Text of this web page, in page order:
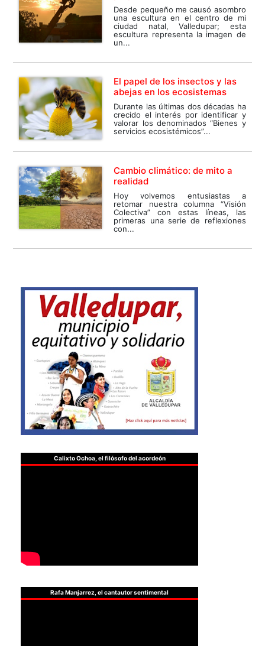
Desde pequeño me causó asombro
una escultura en el centro de mi
ciudad natal, Valledupar; esta
escultura representa la imagen de
un...
El papel de los insectos y las
abejas en los ecosistemas
Durante las últimas dos décadas ha
crecido el interés por identificar y
valorar los denominados “Bienes y
servicios ecosistémicos”...
Cambio climático: de mito a
realidad
Hoy volvemos entusiastas a
retomar nuestra columna “Visión
Colectiva” con estas líneas, las
primeras una serie de reflexiones
con...
Calixto Ochoa, el filósofo del acordeón
Rafa Manjarrez, el cantautor sentimental